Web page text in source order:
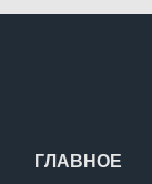
ГЛАВНОЕ